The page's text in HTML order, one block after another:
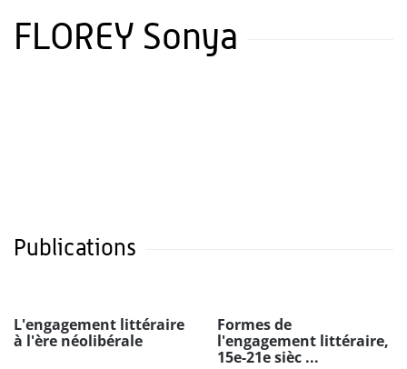
FLOREY Sonya
Publications
L'engagement littéraire
à l'ère néolibérale
Formes de
l'engagement littéraire,
15e-21e sièc ...